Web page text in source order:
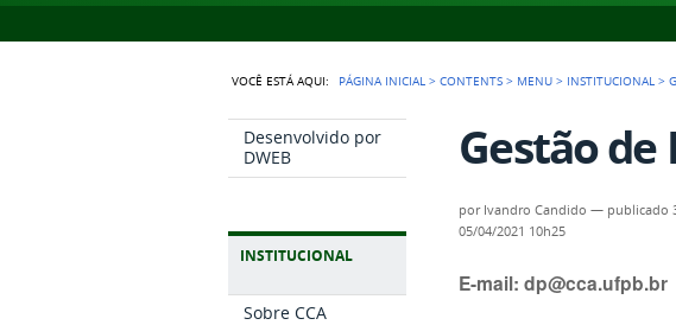
VOCÊ ESTÁ AQUI: PÁGINA INICIAL >CONTENTS > MENU > INSTITUCIONAL >
Desenvolvido por
DWEB
INSTITUCIONAL
Sobre CCA
Gestão de
por Ivandro Candido — publicado
05/04/2021 10h25
E-mail: dp@cca.ufpb.br